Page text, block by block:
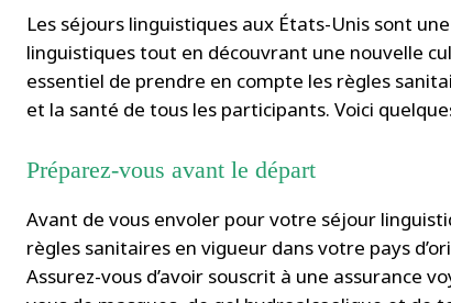
Les séjours linguistiques aux États-Unis sont
linguistiques tout en découvrant une nouvelle
essentiel de prendre en compte les règles
et la santé de tous les participants. Voici
Préparez-vous avant le départ
Avant de vous envoler pour votre séjour
règles sanitaires en vigueur dans votre pays
Assurez-vous d’avoir souscrit à une assurance